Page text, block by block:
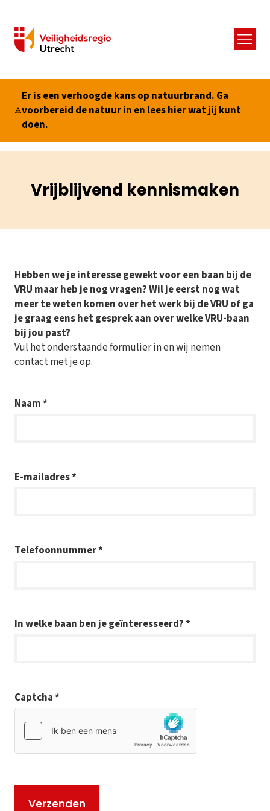
Menu
Er is een verhoogde kans op natuurbrand. Ga
voorbereid de natuur in en lees hier wat jij kunt
doen.
Vrijblijvend kennismaken
Hebben we je interesse gewekt voor een baan bij de
VRU maar heb je nog vragen? Wil je eerst nog wat
meer te weten komen over het werk bij de VRU of ga
je graag eens het gesprek aan over welke VRU-baan
bij jou past?
Vul het onderstaande formulier in en wij nemen
contact met je op.
Naam *
E-mailadres *
Telefoonnummer *
In welke baan ben je geïnteresseerd? *
Captcha *